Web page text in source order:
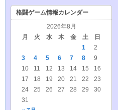
格闘ゲーム情報カレンダー
2026年8月
月
火 水 木 金 土 日
1
2
3
4 5 6 7 8
9
10
11 12 13 14 15
16
17
18 19 20 21 22
23
24
25 26 27 28 29
30
31